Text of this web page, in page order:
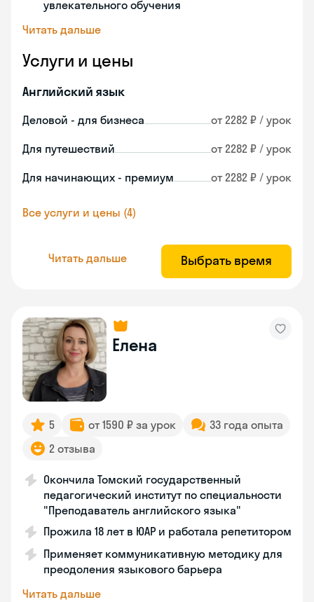
увлекательного обучения
Читать дальше
Услуги и цены
Английский язык
Деловой - для бизнеса от 2282 ₽ / урок
Для путешествий от 2282 ₽ / урок
Для начинающих - премиум от 2282 ₽ / урок
Все услуги и цены (4)
Читать дальше Выбрать время
Елена
5 от 1590 ₽ за урок
33 года опыта
2 отзыва
Окончила Томский государственный
педагогический институт по специальности
"Преподаватель английского языка"
Прожила 18 лет в ЮАР и работала репетитором
Применяет коммуникативную методику для
преодоления языкового барьера
Читать дальше